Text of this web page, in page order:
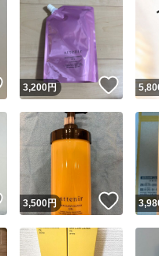
取引実績◯+ こ
他フリマ実績◯+ この
スピード&安心発送
※このバッジは実績に基づく表示で
スピード＆安心発送
この
ます
スピード発送 この
コピーは1商品につき1
いいね！
3,200円 いい
いいね！
3,500円 いい